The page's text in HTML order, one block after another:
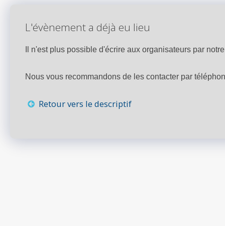
L'évènement a déjà eu lieu
Il n'est plus possible d'écrire aux organisateurs par
Nous vous recommandons de les contacter par
Retour vers le descriptif